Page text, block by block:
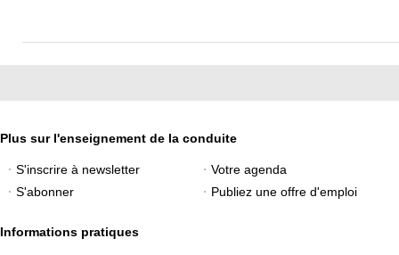
Plus sur l'enseignement de la conduite
S'inscrire à newsletter
Votre agenda
S'abonner
Publiez une offre d'emploi
Informations pratiques